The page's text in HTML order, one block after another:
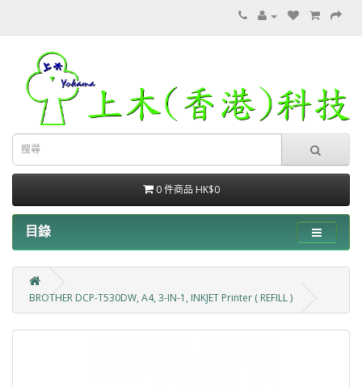
0 件商品 HK$0
目錄
BROTHER DCP-T530DW, A4, 3-IN-1, INKJET Printer ( REFILL )